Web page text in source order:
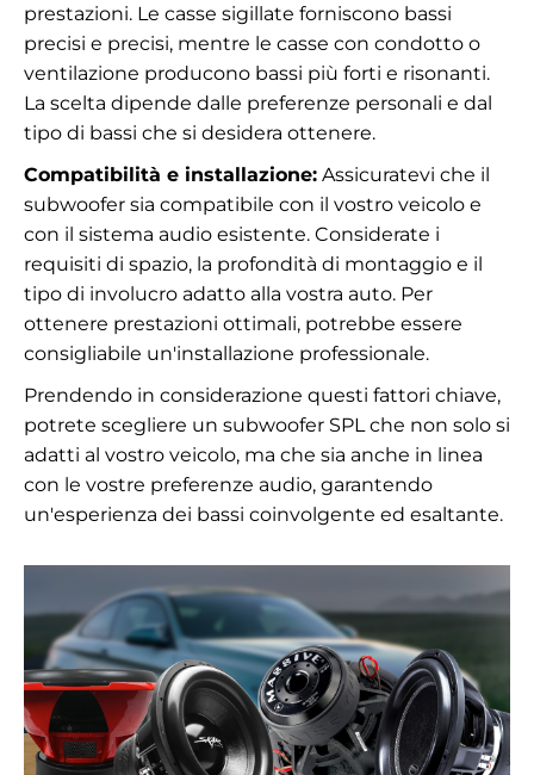
prestazioni. Le casse sigillate forniscono bassi
precisi e precisi, mentre le casse con condotto o
ventilazione producono bassi più forti e risonanti.
La scelta dipende dalle preferenze personali e dal
tipo di bassi che si desidera ottenere.
Compatibilità e installazione: Assicuratevi che il
subwoofer sia compatibile con il vostro veicolo e
con il sistema audio esistente. Considerate i
requisiti di spazio, la profondità di montaggio e il
tipo di involucro adatto alla vostra auto. Per
ottenere prestazioni ottimali, potrebbe essere
consigliabile un'installazione professionale.
Prendendo in considerazione questi fattori chiave,
potrete scegliere un subwoofer SPL che non solo si
adatti al vostro veicolo, ma che sia anche in linea
con le vostre preferenze audio, garantendo
un'esperienza dei bassi coinvolgente ed esaltante.